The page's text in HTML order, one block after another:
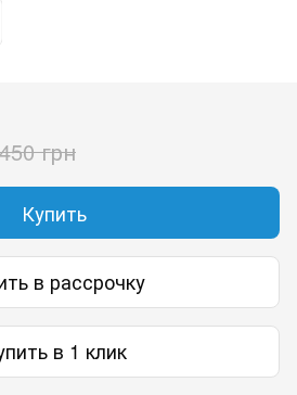
грн
Купить
в рассрочку
в 1 клик